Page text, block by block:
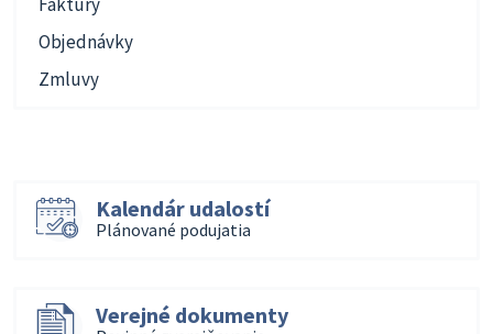
Objednávky
Zmluvy
Kalendár udalostí
Plánované podujatia
Verejné dokumenty